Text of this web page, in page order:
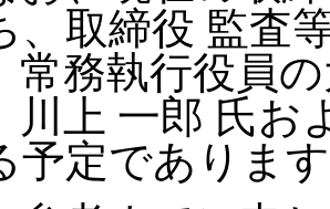
、取締役 監査
常務執行役員
川上 一郎 氏お
予定でありま